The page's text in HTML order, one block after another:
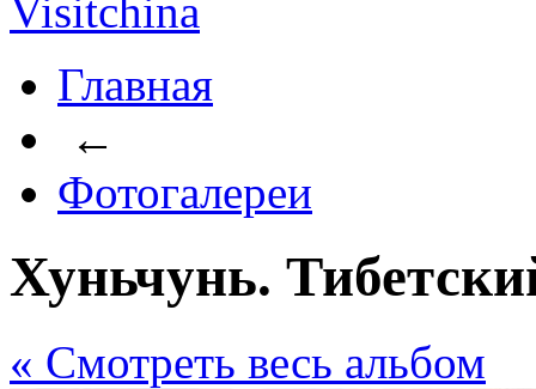
Главная
←
Фотогалереи
Хуньчунь.
« Cмотреть весь альбом